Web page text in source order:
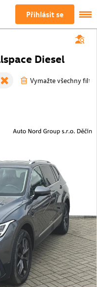
Přihlásit se
Diesel
Vymažte všechny filtry